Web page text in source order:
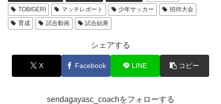
TOBIGERI
マッチレポート 少年サッカー
招待大会
育成
試合動画 試合結果
シェアする
X Facebook LINE コピー
sendagayasc_coachをフォローする